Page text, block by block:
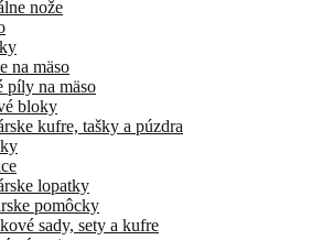
nože
na mäso
píly na mäso
bloky
kufre, tašky a púzdra
lopatky
pomôcky
sady, sety a kufre